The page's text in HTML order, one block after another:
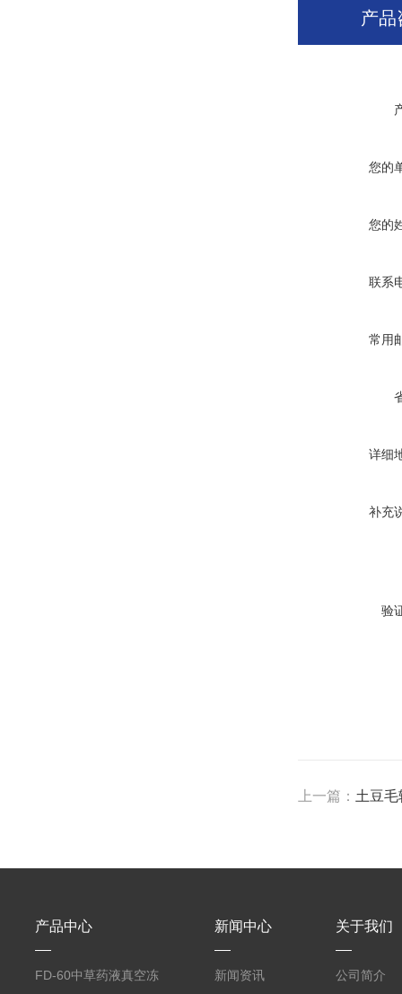
产品
您的
您的
联系
常用
详细
补充
验
上一篇： 土豆
产品中心
FD-60中草药液真空冻
新闻中心
新闻资讯
关于我们
公司简介